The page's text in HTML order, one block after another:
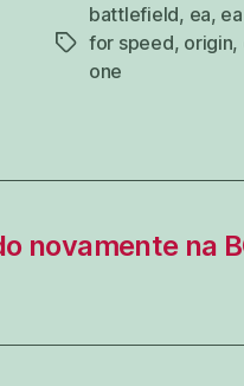
tags
battlefield, ea,
for speed, origin,
one
novamente na